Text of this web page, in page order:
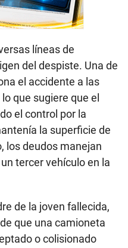
líneas de
del despiste. Una de
el accidente a las
que sugiere que el
el control por la
la superficie de
los deudos manejan
tercer vehículo en la
de la joven fallecida,
que una camioneta
o colisionado